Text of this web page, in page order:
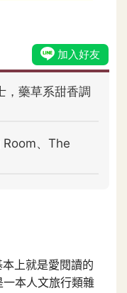
上就是愛閱讀的
一本人文旅行類雜